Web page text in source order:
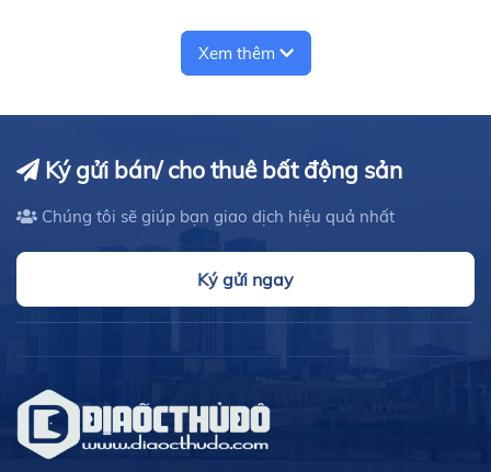
Xem thêm
Ký gửi bán/ cho thuê bất động sản
Chúng tôi sẽ giúp bạn giao dịch hiệu quả nhất
Ký gửi ngay